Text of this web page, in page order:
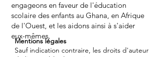
engageons en faveur de l'éducation
scolaire des enfants au Ghana, en Afrique
de l'Ouest, et les aidons ainsi à s'aider
eux-mêmes.
Mentions légales
Sauf indication contraire, les droits d'auteur